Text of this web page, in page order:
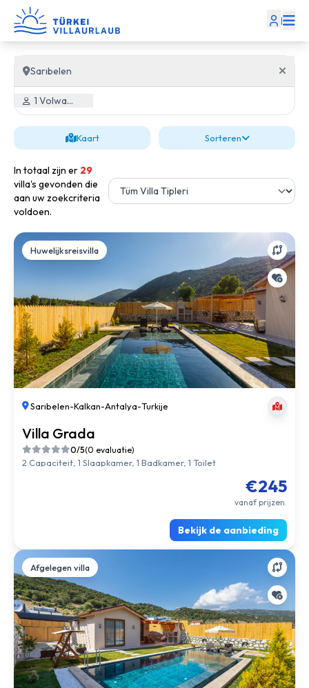
|
Sarıbelen
1 Volwassene, 0 Kind
Kaart Sorteren
In totaal zijn er 29
villa's gevonden die
aan uw zoekcriteria
voldoen.
Huwelijksreisvilla
Sarıbelen-Kalkan-Antalya-Turkije
Villa Grada
0/5(0 evaluatie)
2 Capaciteit, 1 Slaapkamer, 1 Badkamer, 1 Toilet
€245
vanaf prijzen.
Bekijk de aanbieding
Afgelegen villa